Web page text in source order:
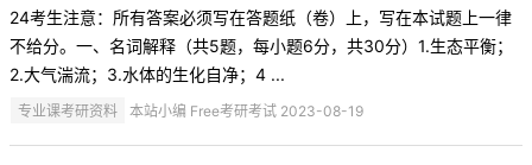
24考生注意：所有答案必须写在答题纸（卷）上，写在本试题上一律
不给分。一、名词解释（共5题，每小题6分，共30分）1.生态平衡；
2.大气湍流；3.水体的生化自净；4 ...
专业课考研资料 本站小编 Free考研考试 2023-08-19